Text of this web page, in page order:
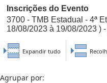
Inscrições do Evento
3700 - TMB Estadual - 4ª
18/08/2023 à 19/08/2023 )
Expandir tudo
Agrupar por: